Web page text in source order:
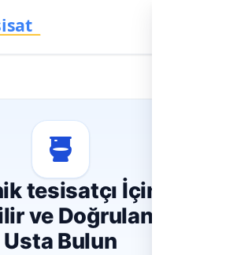
tesisatçı İçin
ve Doğrulanmış
Usta Bulun